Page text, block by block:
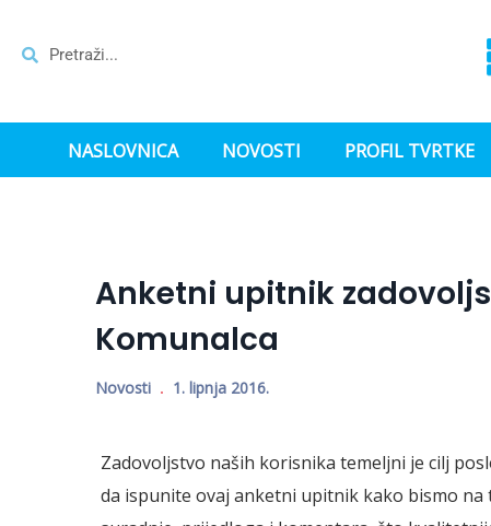
NASLOVNICA NOVOSTI PROFIL TVRTKE
Anketni upitnik
Komunalca
Novosti 1. lipnja 2016.
Zadovoljstvo naših korisnika temeljni je cilj
da ispunite ovaj anketni upitnik kako bismo